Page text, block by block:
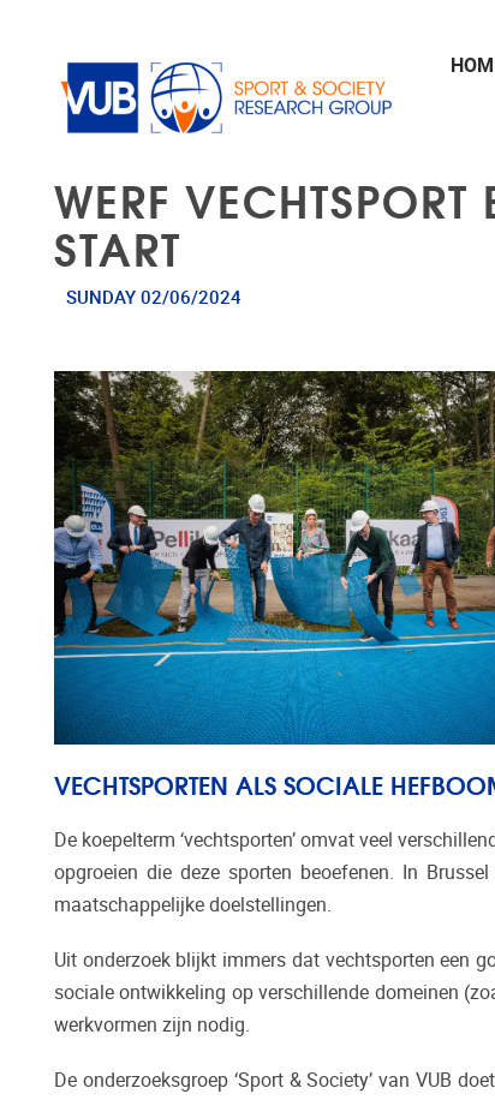
WERF
START
SUNDAY 02/06/2024
VECHTSPORTEN ALS SOCIALE
De koepelterm ‘vechtsporten’ omvat veel
opgroeien die deze sporten beoefenen. In
maatschappelijke doelstellingen.
Uit onderzoek blijkt immers dat vechtsporten een
sociale ontwikkeling op verschillende domeinen
werkvormen zijn nodig.
De onderzoeksgroep ‘Sport & Society’ van VUB